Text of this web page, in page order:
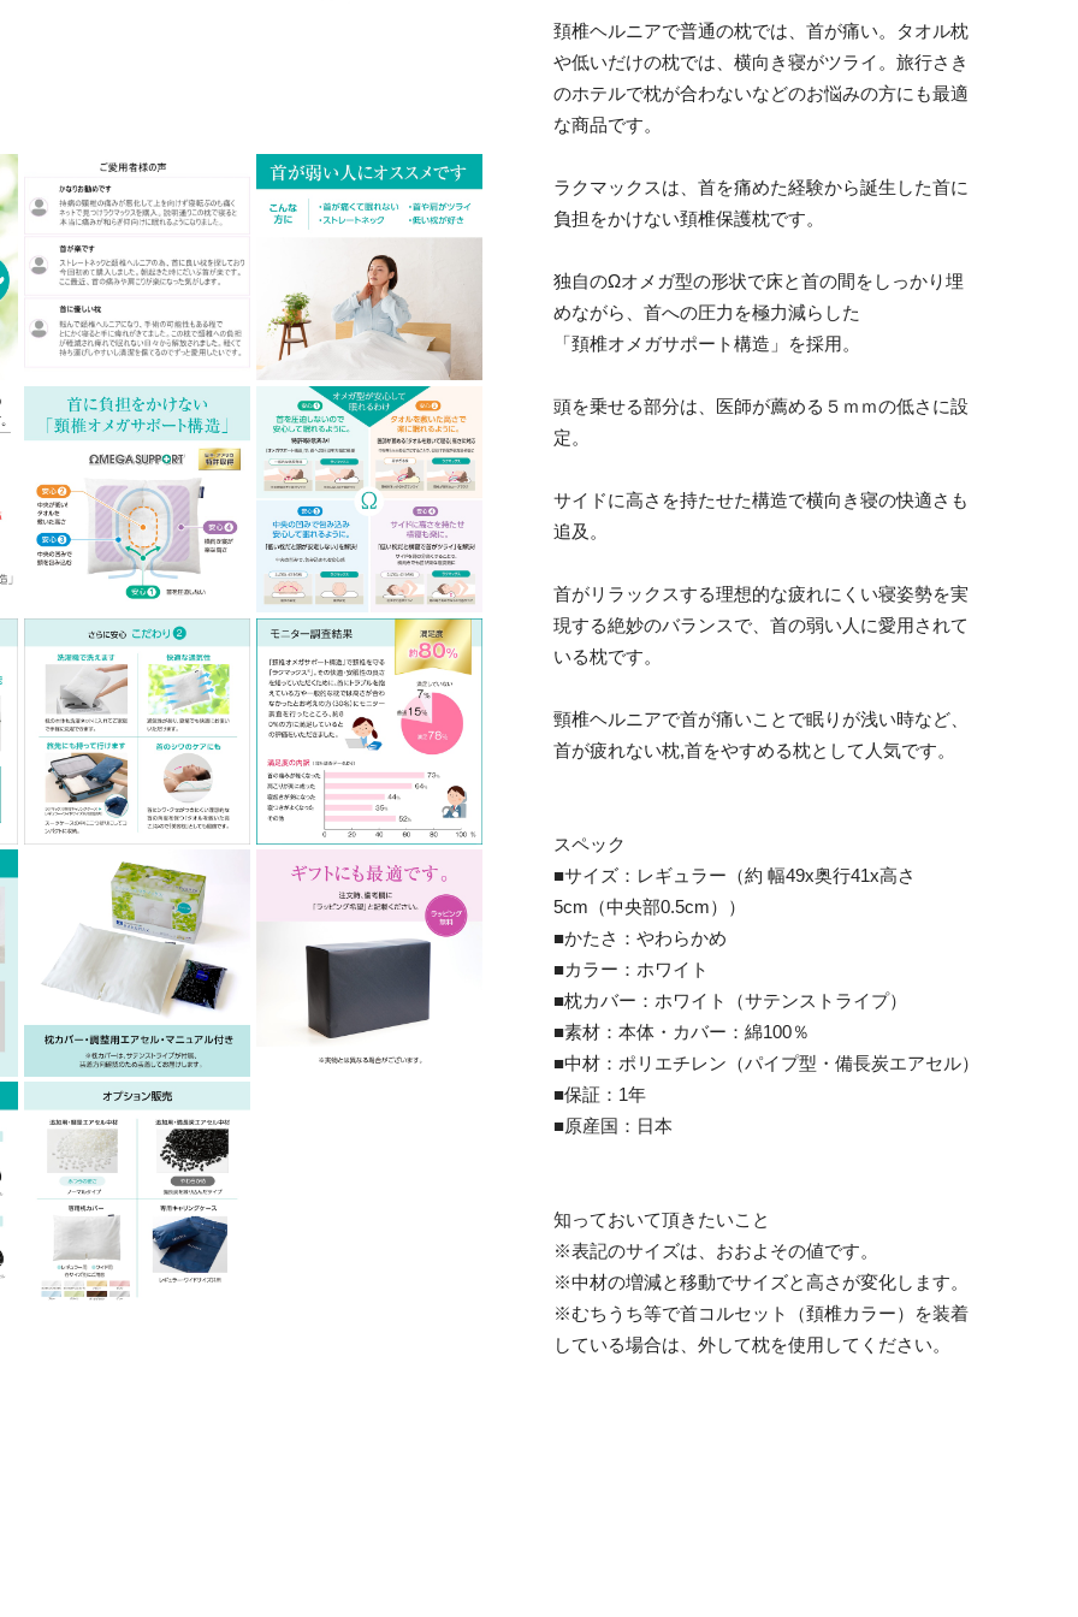
頚椎ヘルニアで普通の枕では、首が痛い。タオル枕
や低いだけの枕では、横向き寝がツライ。旅行さき
のホテルで枕が合わないなどのお悩みの方にも最適
な商品です。
ラクマックスは、首を痛めた経験から誕生した首に
負担をかけない頚椎保護枕です。
独自のΩオメガ型の形状で床と首の間をしっかり埋
めながら、首への圧力を極力減らした
「頚椎オメガサポート構造」を採用。
頭を乗せる部分は、医師が薦める５ｍｍの低さに設
定。
サイドに高さを持たせた構造で横向き寝の快適さも
追及。
首がリラックスする理想的な疲れにくい寝姿勢を実
現する絶妙のバランスで、首の弱い人に愛用されて
いる枕です。
頸椎ヘルニアで首が痛いことで眠りが浅い時など、
首が疲れない枕,首をやすめる枕として人気です。
スペック
■サイズ：レギュラー（約 幅49x奥行41x高さ
5cm（中央部0.5cm））
■かたさ：やわらかめ
■カラー：ホワイト
■枕カバー：ホワイト（サテンストライプ）
■素材：本体・カバー：綿100％
■中材：ポリエチレン（パイプ型・備長炭エアセル）
■保証：1年
■原産国：日本
知っておいて頂きたいこと
※表記のサイズは、おおよその値です。
※中材の増減と移動でサイズと高さが変化します。
※むちうち等で首コルセット（頚椎カラー）を装着
している場合は、外して枕を使用してください。